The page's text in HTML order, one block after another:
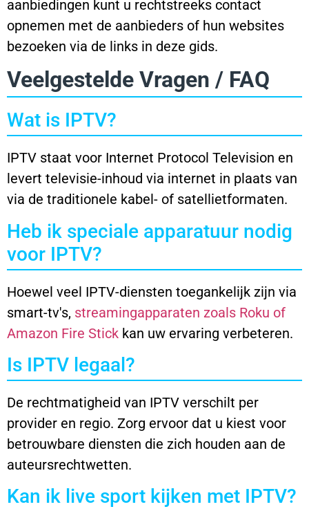
aanbiedingen kunt u rechtstreeks contact
opnemen met de aanbieders of hun websites
bezoeken via de links in deze gids.
Veelgestelde Vragen / FAQ
Wat is IPTV?
IPTV staat voor Internet Protocol Television en
levert televisie-inhoud via internet in plaats van
via de traditionele kabel- of satellietformaten.
Heb ik speciale apparatuur nodig
voor IPTV?
Hoewel veel IPTV-diensten toegankelijk zijn via
smart-tv's, streamingapparaten zoals Roku of
Amazon Fire Stick kan uw ervaring verbeteren.
Is IPTV legaal?
De rechtmatigheid van IPTV verschilt per
provider en regio. Zorg ervoor dat u kiest voor
betrouwbare diensten die zich houden aan de
auteursrechtwetten.
Kan ik live sport kijken met IPTV?